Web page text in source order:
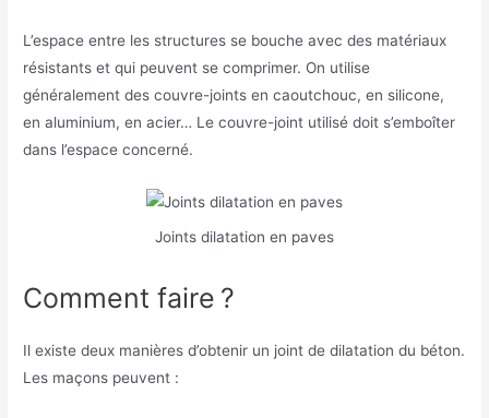
L’espace entre les structures se bouche avec des matériaux
résistants et qui peuvent se comprimer. On utilise
généralement des couvre-joints en caoutchouc, en silicone,
en aluminium, en acier… Le couvre-joint utilisé doit s’emboîter
dans l’espace concerné.
Joints dilatation en paves
Comment faire ?
Il existe deux manières d’obtenir un joint de dilatation du béton.
Les maçons peuvent :